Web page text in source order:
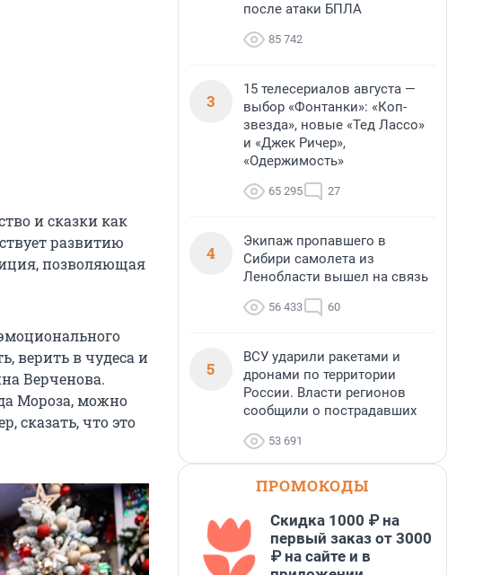
и сказки как
развитию
позволяющая
верить в чудеса и
Верченова.
Мороза, можно
сказать, что это
после атаки БПЛА
85 742
3
15 телесериалов августа —
выбор «Фонтанки»: «Коп-
звезда», новые «Тед Лассо»
и «Джек Ричер»,
«Одержимость»
65 295 27
4
Экипаж пропавшего в
Сибири самолета из
Ленобласти вышел на связь
56 433 60
5
ВСУ ударили ракетами и
дронами по территории
России. Власти регионов
сообщили о пострадавших
53 691
ПРОМОКОДЫ
Скидка 1000 ₽ на
первый заказ от 3000
₽ на сайте и в